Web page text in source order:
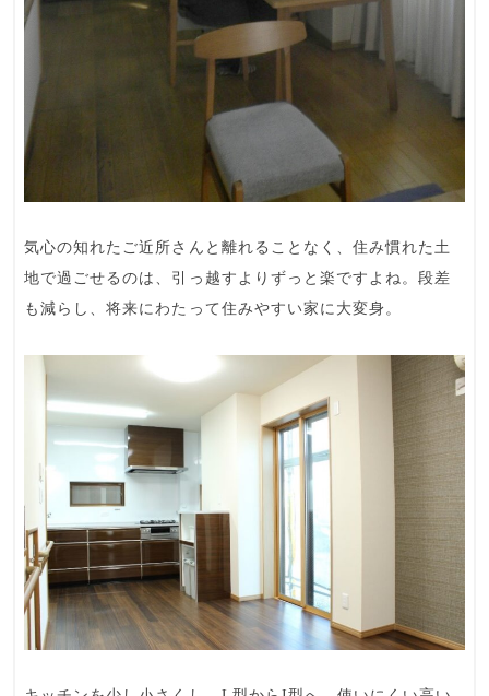
気心の知れたご近所さんと離れることなく、住み慣れた土
地で過ごせるのは、引っ越すよりずっと楽ですよね。段差
も減らし、将来にわたって住みやすい家に大変身。